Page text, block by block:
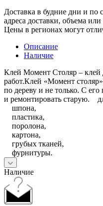
Доставка в будние дни и по
адреса доставки, объема или
Цены в регионах могут
Описание
Наличие
Клей Момент Столяр – клей
работ.Клей «Момент
по дереву и не только. С
и ремонтировать старую.
шпона,
пластика,
поролона,
картона,
грубых тканей,
фурнитуры.
Наличие